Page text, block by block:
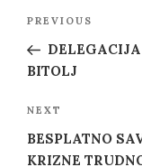
Previous
Post
PREVIOUS
BITOLJ
Next
Post
NEXT
BESPLATNO
KRIZNE